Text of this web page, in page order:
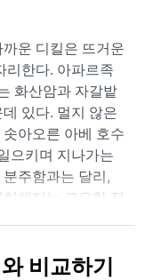
운 디킬은 뜨거운
리한다. 아파르족
화산암과 자갈밭
있다. 멀지 않은
아오른 아베 호수
으키며 지나가는
주함과는 달리,
해지는 고요한 정
징이다. 여름철
비교하기